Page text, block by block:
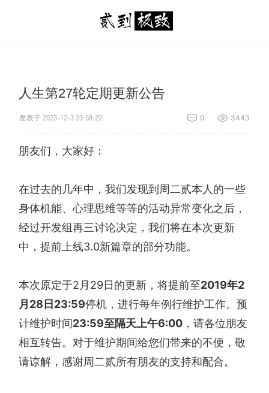
人生第27轮定期更新公告
3443
0
发表于 2023-12-3 23:58:22
朋友们，大家好：
在过去的几年中，我们发现到周二贰本人的一些
身体机能、心理思维等等的活动异常变化之后，
经过开发组再三讨论决定，我们将在本次更新
中，提前上线3.0新篇章的部分功能。
本次原定于2月29日的更新，将提前至2019年2
月28日23:59停机，进行每年例行维护工作。预
计维护时间23:59至隔天上午6:00 ，请各位朋友
相互转告。对于维护期间给您们带来的不便，敬
请谅解，感谢周二贰所有朋友的支持和配合。